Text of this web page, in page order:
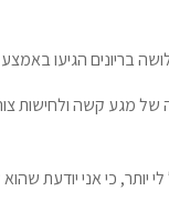
הגיעו באמצע
מגע קשה ולחישות
יותר, כי אני יודעת